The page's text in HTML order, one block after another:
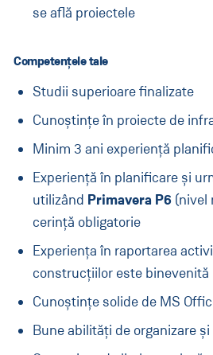
se află proiectele
Competențele tale
Studii superioare finalizate
Cunoștințe în proiecte de
Minim 3 ani experiență
Experiență în planificare și
utilizând Primavera P6 (nivel
cerință obligatorie
Experiența în raportarea
construcțiilor este binevenită
Cunoștințe solide de MS
Bune abilități de organizare